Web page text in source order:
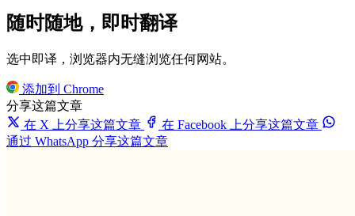
随时随地，即时翻译
选中即译，浏览器内无缝浏览任何网站。
添加到 Chrome
分享这篇文章
在 X 上分享这篇文章
在 Facebook 上分享这篇文章
通过 WhatsApp 分享这篇文章